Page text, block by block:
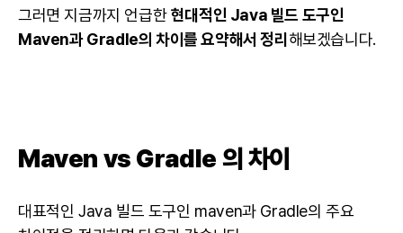
그러면 지금까지 언급한현대적인 Java 빌드 도구인
Maven과 Gradle의 차이를 요약해서 정리 해보겠습니다.
Maven vs Gradle 의 차이
대표적인 Java 빌드 도구인 maven과 Gradle의 주요